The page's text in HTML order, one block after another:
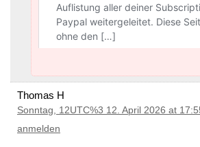
Thomas H
Sonntag, 12UTC%3 12. April 2026 at
anmelden